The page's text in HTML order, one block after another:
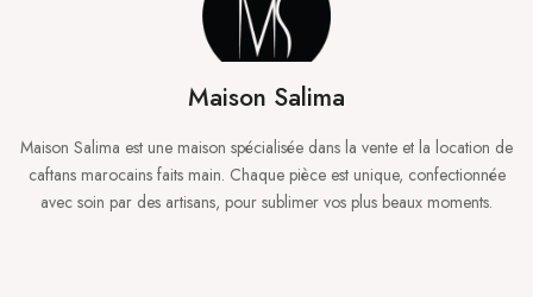
Maison Salima
Maison Salima est une maison spécialisée dans la vente et la location de
caftans marocains faits main. Chaque pièce est unique, confectionnée
avec soin par des artisans, pour sublimer vos plus beaux moments.